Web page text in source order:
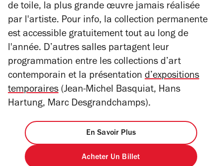
de toile, la plus grande œuvre jamais réalisée
par l'artiste. Pour info, la collection permanente
est accessible gratuitement tout au long de
l'année. D’autres salles partagent leur
programmation entre les collections d’art
contemporain et la présentation d’expositions
temporaires (Jean-Michel Basquiat, Hans
Hartung, Marc Desgrandchamps).
En Savoir Plus
Acheter Un Billet